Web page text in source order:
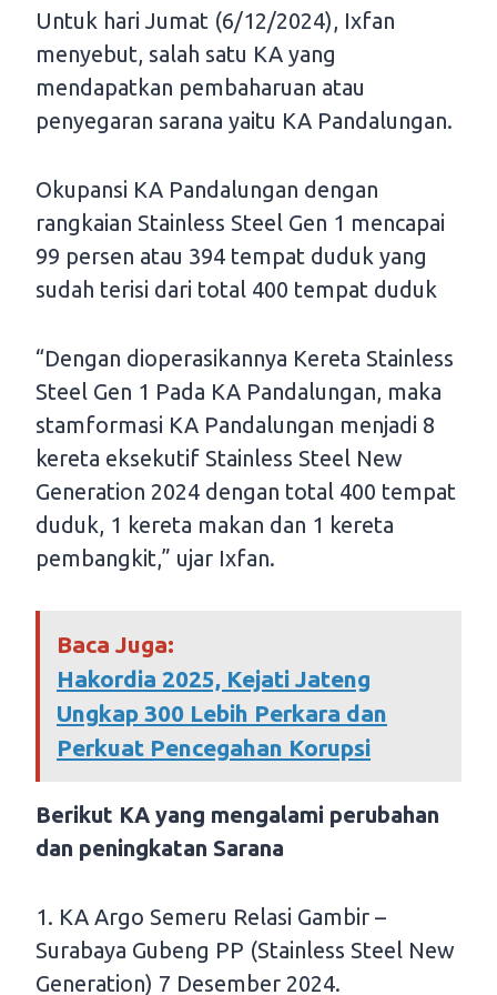
Untuk hari Jumat (6/12/2024), Ixfan
menyebut, salah satu KA yang
mendapatkan pembaharuan atau
penyegaran sarana yaitu KA Pandalungan.
Okupansi KA Pandalungan dengan
rangkaian Stainless Steel Gen 1 mencapai
99 persen atau 394 tempat duduk yang
sudah terisi dari total 400 tempat duduk
“Dengan dioperasikannya Kereta Stainless
Steel Gen 1 Pada KA Pandalungan, maka
stamformasi KA Pandalungan menjadi 8
kereta eksekutif Stainless Steel New
Generation 2024 dengan total 400 tempat
duduk, 1 kereta makan dan 1 kereta
pembangkit,” ujar Ixfan.
Baca Juga:
Hakordia 2025, Kejati Jateng
Ungkap 300 Lebih Perkara dan
Perkuat Pencegahan Korupsi
Berikut KA yang mengalami perubahan
dan peningkatan Sarana
1. KA Argo Semeru Relasi Gambir –
Surabaya Gubeng PP (Stainless Steel New
Generation) 7 Desember 2024.